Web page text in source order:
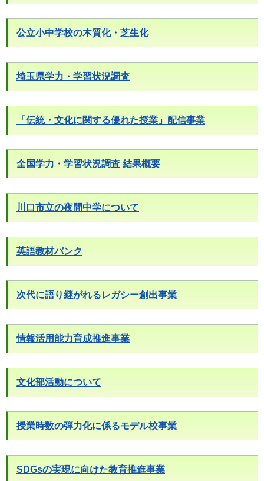
公立小中学校の木質化・芝生化
埼玉県学力・学習状況調査
「伝統・文化に関する優れた授業」配信事業
全国学力・学習状況調査 結果概要
川口市立の夜間中学について
英語教材バンク
次代に語り継がれるレガシー創出事業
情報活用能力育成推進事業
文化部活動について
授業時数の弾力化に係るモデル校事業
SDGsの実現に向けた教育推進事業